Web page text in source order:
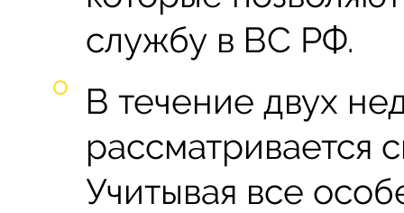
службу в ВС РФ.
В течение двух
рассматривается
Учитывая все